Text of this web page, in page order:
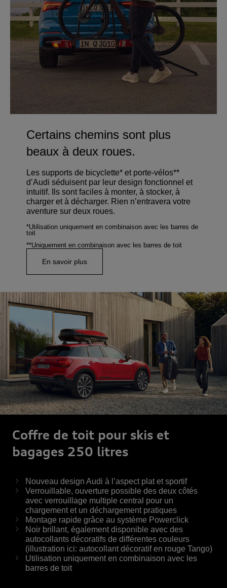
Certains chemins sont plus
beaux à deux roues.
Les supports de bicyclette* et porte-vélos**
d’Audi séduisent par leur design fonctionnel et
intuitif. Ils sont faciles à monter, à stocker, à
charger et à décharger. Rien n’entravera votre
aventure sur deux roues.
*Utilisation uniquement en combinaison avec les barres de
toit
**Uniquement en combinaison avec les barres de toit
En savoir plus
Coffre de toit pour skis et
bagages 250 litres
Nouveau design Audi à l’aspect plat et sportif
Verrouillable, ouverture possible des deux côtés
avec verrouillage multiple central pour un
chargement et un déchargement pratiques
Montage rapide grâce au système Powerclick
Noir brillant, également disponible avec des
autocollants décoratifs de différentes couleurs
(illustration ici: autocollant décoratif en rouge Tango)
Utilisation uniquement en combinaison avec les
barres de toit